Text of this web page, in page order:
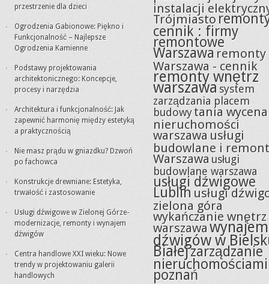
przestrzenie dla dzieci
Ogrodzenia Gabionowe: Piękno i
Funkcjonalność – Najlepsze
Ogrodzenia Kamienne
Podstawy projektowania
architektonicznego: Koncepcje,
procesy i narzędzia
Architektura i funkcjonalność: Jak
zapewnić harmonię między estetyką
a praktycznością
Nie masz prądu w gniazdku? Dzwoń
po fachowca
Konstrukcje drewniane: Estetyka,
trwałość i zastosowanie
Usługi dźwigowe w Zielonej Górze-
modernizacje, remonty i wynajem
dźwigów
Centra handlowe XXI wieku: Nowe
trendy w projektowaniu galerii
handlowych
instalacji
Trójmiasto
cennik : firmy
remontowe
Warszawa remonty
Warszawa - cennik
remonty wnętrz
warszawasystem
zarządzania placem
budowytania wycena
nieruchomości
warszawa usługi
budowlane i
Warszawa usługi
budowlane warszawa
usługi dźwigowe
Lublin usługi
zielona góra
wykańczanie wnętrz
warszawawynajem
dźwigów w
Białejzarządzanie
nieruchomościami
poznań